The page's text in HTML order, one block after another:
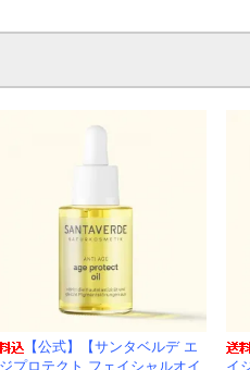
【公式】【サンタベルデ エ
プロテクト フェイシャルオイ
イ